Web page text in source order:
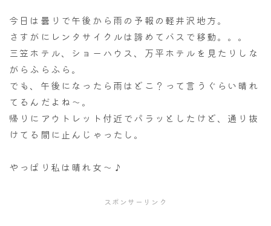
今日は曇りで午後から雨の予報の軽井沢地方。
さすがにレンタサイクルは諦めてバスで移動。。。
三笠ホテル、ショーハウス、万平ホテルを見たりしな
がらふらふら。
でも、午後になったら雨はどこ？って言うぐらい晴れ
てるんだよね～。
帰りにアウトレット付近でパラッとしたけど、通り抜
けてる間に止んじゃったし。
やっぱり私は晴れ女～♪
スポンサーリンク